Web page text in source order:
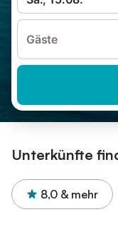
Gäste
Unterkünfte
8,0 & mehr